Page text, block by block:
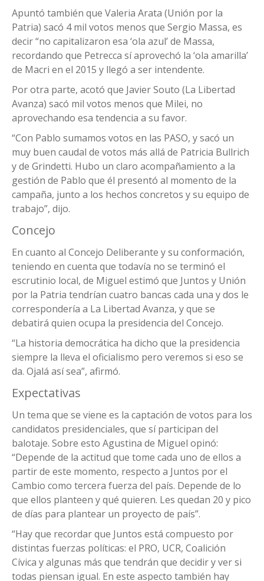
Apuntó también que Valeria Arata (Unión por la
Patria) sacó 4 mil votos menos que Sergio Massa, es
decir “no capitalizaron esa ‘ola azul’ de Massa,
recordando que Petrecca sí aprovechó la ‘ola amarilla’
de Macri en el 2015 y llegó a ser intendente.
Por otra parte, acotó que Javier Souto (La Libertad
Avanza) sacó mil votos menos que Milei, no
aprovechando esa tendencia a su favor.
“Con Pablo sumamos votos en las PASO, y sacó un
muy buen caudal de votos más allá de Patricia Bullrich
y de Grindetti. Hubo un claro acompañamiento a la
gestión de Pablo que él presentó al momento de la
campaña, junto a los hechos concretos y su equipo de
trabajo”, dijo.
Concejo
En cuanto al Concejo Deliberante y su conformación,
teniendo en cuenta que todavía no se terminó el
escrutinio local, de Miguel estimó que Juntos y Unión
por la Patria tendrían cuatro bancas cada una y dos le
correspondería a La Libertad Avanza, y que se
debatirá quien ocupa la presidencia del Concejo.
“La historia democrática ha dicho que la presidencia
siempre la lleva el oficialismo pero veremos si eso se
da. Ojalá así sea”, afirmó.
Expectativas
Un tema que se viene es la captación de votos para los
candidatos presidenciales, que sí participan del
balotaje. Sobre esto Agustina de Miguel opinó:
“Depende de la actitud que tome cada uno de ellos a
partir de este momento, respecto a Juntos por el
Cambio como tercera fuerza del país. Depende de lo
que ellos planteen y qué quieren. Les quedan 20 y pico
de días para plantear un proyecto de país”.
“Hay que recordar que Juntos está compuesto por
distintas fuerzas políticas: el PRO, UCR, Coalición
Cívica y algunas más que tendrán que decidir y ver si
todas piensan igual. En este aspecto también hay